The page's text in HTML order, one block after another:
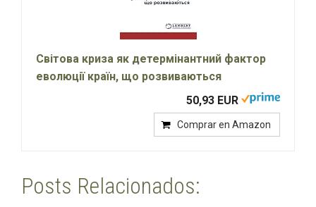
Cвітова криза як детермінантний фактор
еволюції країн, що розвиваються
50,93 EUR
Comprar en Amazon
Posts Relacionados: